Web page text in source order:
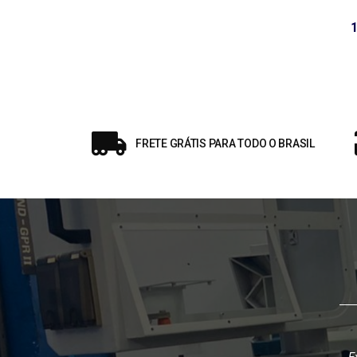
1
FRETE GRÁTIS PARA TODO O BRASIL